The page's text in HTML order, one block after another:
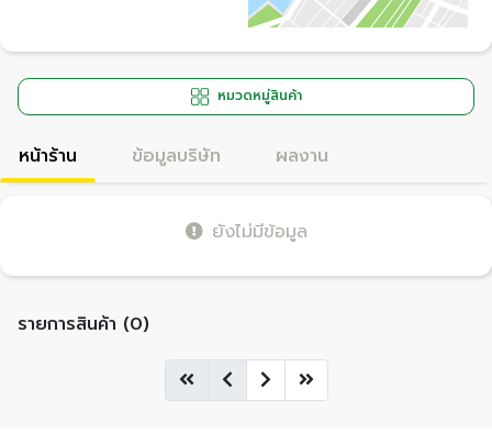
หมวดหมู่สินค้า
หน้าร้าน ข้อมูลบริษัท ผลงาน
ยังไม่มีข้อมูล
รายการสินค้า (0)